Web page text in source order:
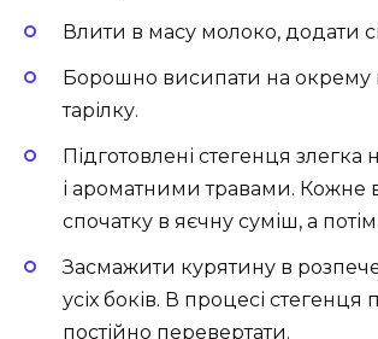
Влити в масу молоко, додати
Борошно висипати на окрему
тарілку.
Підготовлені стегенця злегка
і ароматними травами. Кожне
спочатку в яєчну суміш, а
Засмажити курятину в
усіх боків. В процесі стегенця
постійно перевертати.